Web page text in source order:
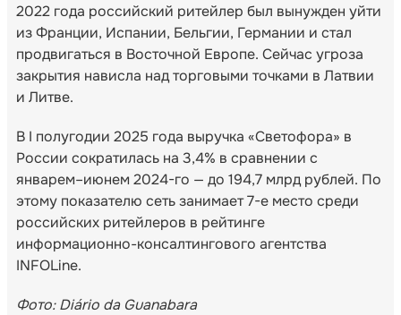
2022 года российский ритейлер был вынужден уйти
из Франции, Испании, Бельгии, Германии и стал
продвигаться в Восточной Европе. Сейчас угроза
закрытия нависла над торговыми точками в Латвии
и Литве.
В I полугодии 2025 года выручка «Светофора» в
России сократилась на 3,4% в сравнении с
январем–июнем 2024-го — до 194,7 млрд рублей. По
этому показателю сеть занимает 7-е место среди
российских ритейлеров в рейтинге
информационно-консалтингового агентства
INFOLine.
Фото: Diário da Guanabara